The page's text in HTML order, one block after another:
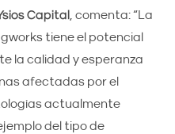
Capital
, comenta: “La
tiene el potencial
la calidad y esperanza
afectadas por el
actualmente
del tipo de